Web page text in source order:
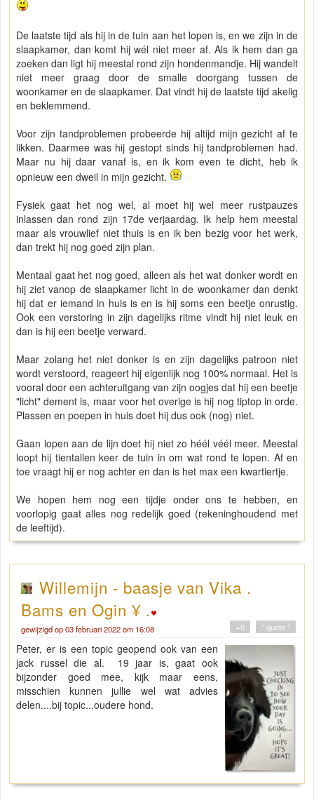
De laatste tijd als hij in de tuin aan het lopen is, en we zijn in de
slaapkamer, dan komt hij wél niet meer af. Als ik hem dan ga
zoeken dan ligt hij meestal rond zijn hondenmandje. Hij wandelt
niet meer graag door de smalle doorgang tussen de
woonkamer en de slaapkamer. Dat vindt hij de laatste tijd akelig
en beklemmend.
Voor zijn tandproblemen probeerde hij altijd mijn gezicht af te
likken. Daarmee was hij gestopt sinds hij tandproblemen had.
Maar nu hij daar vanaf is, en ik kom even te dicht, heb ik
opnieuw een dweil in mijn gezicht.
Fysiek gaat het nog wel, al moet hij wel meer rustpauzes
inlassen dan rond zijn 17de verjaardag. Ik help hem meestal
maar als vrouwlief niet thuis is en ik ben bezig voor het werk,
dan trekt hij nog goed zijn plan.
Mentaal gaat het nog goed, alleen als het wat donker wordt en
hij ziet vanop de slaapkamer licht in de woonkamer dan denkt
hij dat er iemand in huis is en is hij soms een beetje onrustig.
Ook een verstoring in zijn dagelijks ritme vindt hij niet leuk en
dan is hij een beetje verward.
Maar zolang het niet donker is en zijn dagelijks patroon niet
wordt verstoord, reageert hij eigenlijk nog 100% normaal. Het is
vooral door een achteruitgang van zijn oogjes dat hij een beetje
"licht" dement is, maar voor het overige is hij nog tiptop in orde.
Plassen en poepen in huis doet hij dus ook (nog) niet.
Gaan lopen aan de lijn doet hij niet zo héél véél meer. Meestal
loopt hij tientallen keer de tuin in om wat rond te lopen. Af en
toe vraagt hij er nog achter en dan is het max een kwartiertje.
We hopen hem nog een tijdje onder ons te hebben, en
voorlopig gaat alles nog redelijk goed (rekeninghoudend met
de leeftijd).
Willemijn - baasje van Vika .
Bams en Ogin ¥ .
gewijzigd op 03 februari 2022 om 16:08 " quote "
+0
Peter, er is een topic geopend ook van een
jack russel die al. 19 jaar is, gaat ook
bijzonder goed mee, kijk maar eens,
misschien kunnen jullie wel wat advies
delen....bij topic...oudere hond.